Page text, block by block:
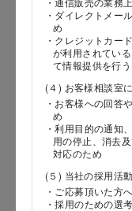
・ダイレクトメー
め
・クレジットカー
が利用されてい
て情報提供を行
(４) お客様相談室
・お客様への回答
め
・利用目的の通知
用の停止、消去
対応のため
(５) 当社の採用活
・ご応募頂いた方
・採用のための選
メールアドレス
郵便番号
都道府県